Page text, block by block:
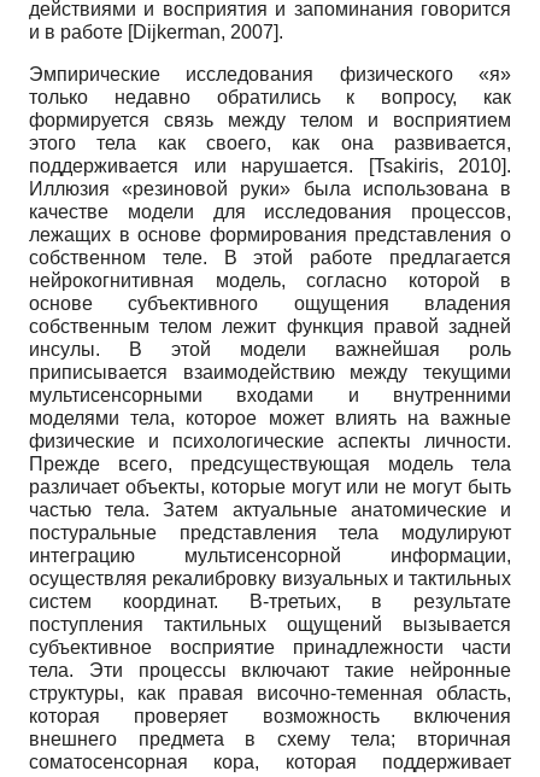
действиями и восприятия и запоминания говорится
и в работе [Dijkerman, 2007].
Эмпирические исследования физического «я»
только недавно обратились к вопросу, как
формируется связь между телом и восприятием
этого тела как своего, как она развивается,
поддерживается или нарушается.
[Tsakiris, 2010].
Иллюзия «резиновой руки» была использована в
качестве модели для исследования процессов,
лежащих в основе формирования представления о
собственном теле. В этой работе предлагается
нейрокогнитивная модель, согласно которой в
основе субъективного ощущения владения
собственным телом лежит функция правой задней
инсулы. В этой модели важнейшая роль
приписывается взаимодействию между текущими
мультисенсорными входами и внутренними
моделями тела, которое может влиять на важные
физические и психологические аспекты личности.
Прежде всего, предсуществующая модель тела
различает объекты, которые могут или не могут быть
частью тела. Затем актуальные анатомические и
постуральные представления тела модулируют
интеграцию мультисенсорной информации,
осуществляя рекалибровку визуальных и тактильных
систем координат. В-третьих, в результате
поступления тактильных ощущений вызывается
субъективное восприятие принадлежности части
тела. Эти процессы включают такие нейронные
структуры, как правая височно-теменная область,
которая проверяет возможность включения
внешнего предмета в схему тела; вторичная
соматосенсорная кора, которая поддерживает